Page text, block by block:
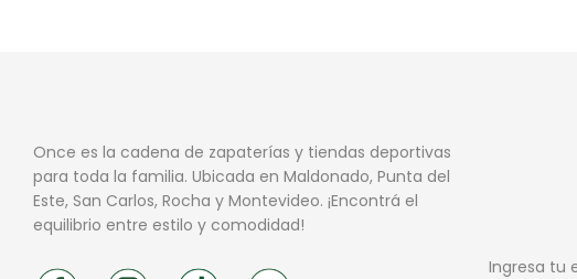
Once es la cadena de zapaterías y tiendas deportivas
para toda la familia. Ubicada en Maldonado, Punta del
Este, San Carlos, Rocha y Montevideo. ¡Encontrá el
equilibrio entre estilo y comodidad!
Ingresa tu